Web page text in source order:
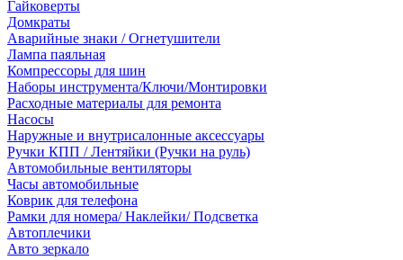
Гайковерты
Домкраты
Аварийные знаки / Огнетушители
Лампа паяльная
Компрессоры для шин
Наборы инструмента/Ключи/Монтировки
Расходные материалы для ремонта
Насосы
Наружные и внутрисалонные аксессуары
Ручки КПП / Лентяйки (Ручки на руль)
Автомобильные вентиляторы
Часы автомобильные
Коврик для телефона
Рамки для номера/ Наклейки/ Подсветка
Автоплечики
Авто зеркало